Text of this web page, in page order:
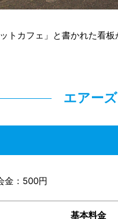
ットカフェ」と書かれた看
エアー
金：500円
基本料金